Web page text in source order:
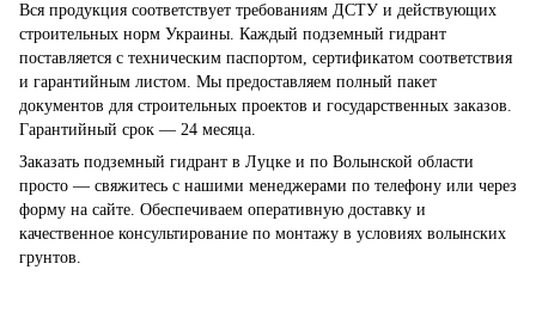
Вся продукция соответствует требованиям ДСТУ и действующих
строительных норм Украины. Каждый подземный гидрант
поставляется с техническим паспортом, сертификатом соответствия
и гарантийным листом. Мы предоставляем полный пакет
документов для строительных проектов и государственных заказов.
Гарантийный срок — 24 месяца.
Заказать подземный гидрант в Луцке и по Волынской области
просто — свяжитесь с нашими менеджерами по телефону или через
форму на сайте. Обеспечиваем оперативную доставку и
качественное консультирование по монтажу в условиях волынских
грунтов.